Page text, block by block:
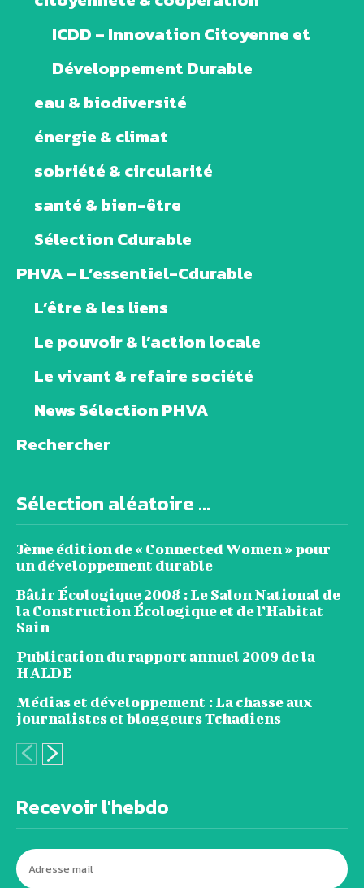
ICDD – Innovation Citoyenne et
Développement Durable
eau & biodiversité
énergie & climat
sobriété & circularité
santé & bien-être
Sélection Cdurable
PHVA – L’essentiel-Cdurable
L’être & les liens
Le pouvoir & l’action locale
Le vivant & refaire société
News Sélection PHVA
Rechercher
Sélection aléatoire ...
3ème édition de « Connected Women » pour
un développement durable
Bâtir Écologique 2008 : Le Salon National de
la Construction Écologique et de l’Habitat
Sain
Publication du rapport annuel 2009 de la
HALDE
Médias et développement : La chasse aux
journalistes et bloggeurs Tchadiens
Recevoir l'hebdo